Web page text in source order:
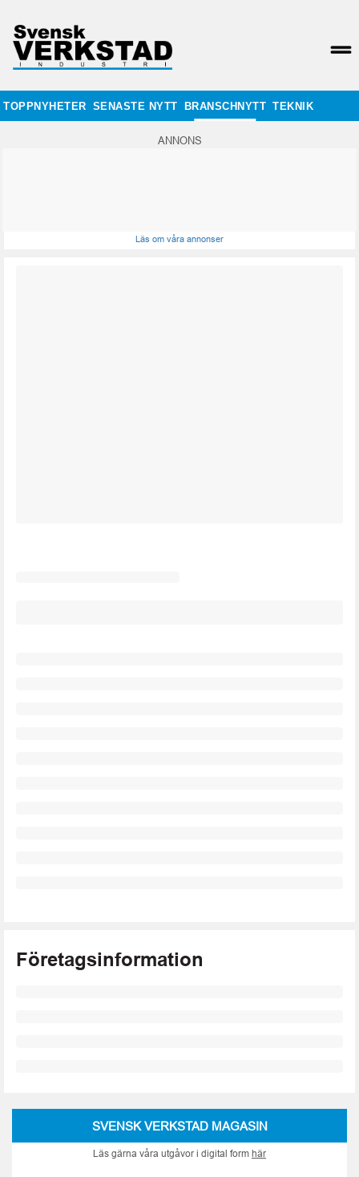
TOPPNYHETER SENASTE NYTT BRANSCHNYTT TEKNIK
ANNONS
Läs om våra annonser
Företagsinformation
SVENSK VERKSTAD MAGASIN
Läs gärna våra utgåvor i digital form här